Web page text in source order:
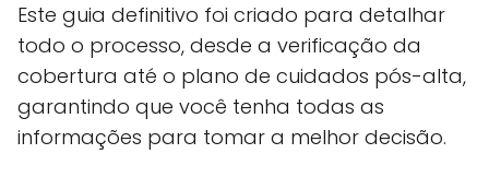
Este guia definitivo foi criado para detalhar
todo o processo, desde a verificação da
cobertura até o plano de cuidados pós-alta,
garantindo que você tenha todas as
informações para tomar a melhor decisão.